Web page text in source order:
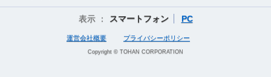
表示 ： スマートフォン PC
運営会社概要 プライバシーポリシー
Copyright © TOHAN CORPORATION